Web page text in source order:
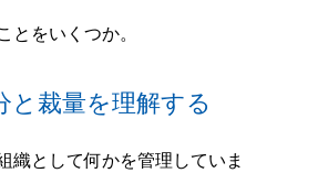
とをいくつか。
と裁量を理解する
織として何かを管理していま